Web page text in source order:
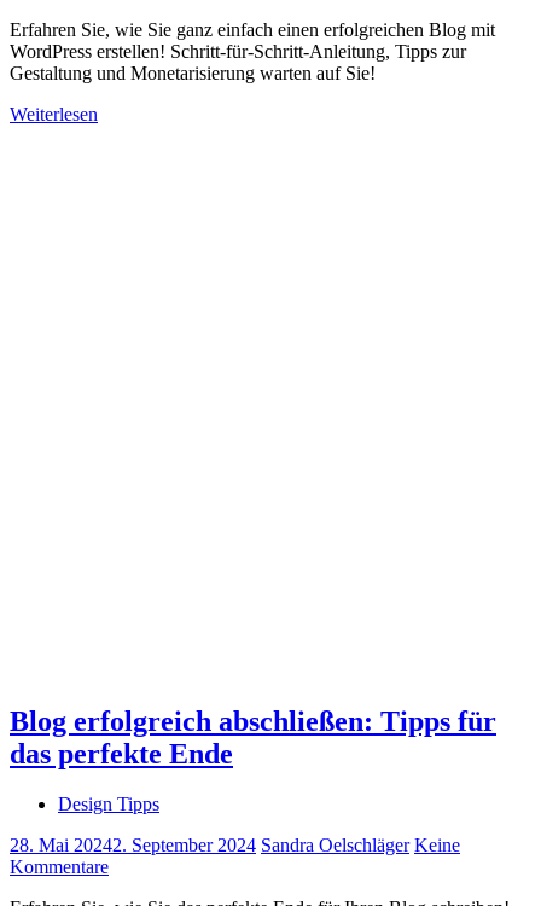
Erfahren Sie, wie Sie ganz einfach einen erfolgreichen Blog mit
WordPress erstellen! Schritt-für-Schritt-Anleitung, Tipps zur
Gestaltung und Monetarisierung warten auf Sie!
Weiterlesen
Blog erfolgreich abschließen: Tipps für
das perfekte Ende
Design Tipps
28. Mai 20242. September 2024 Sandra Oelschläger Keine
Kommentare